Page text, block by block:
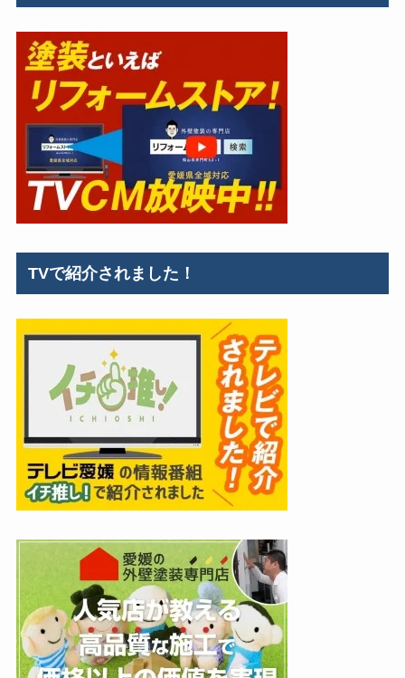
TVで紹介されました！